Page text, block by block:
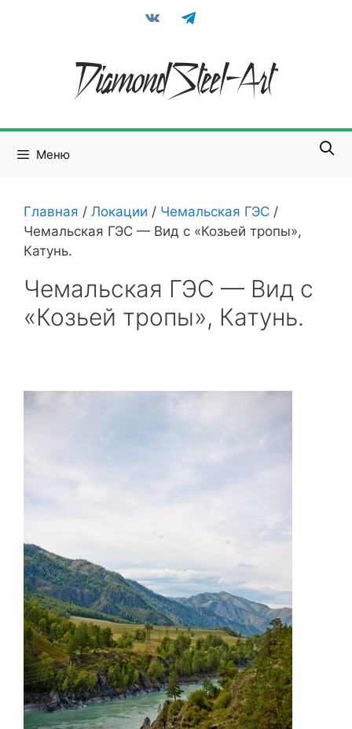
vkontaktetelegram
Меню
Главная / Локации / Чемальская ГЭС /
Чемальская ГЭС — Вид с «Козьей тропы»,
Катунь.
Чемальская ГЭС — Вид с
«Козьей тропы», Катунь.